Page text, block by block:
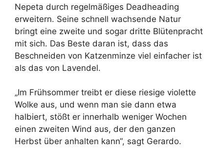
Nepeta durch regelmäßiges Deadheading
erweitern. Seine schnell wachsende Natur
bringt eine zweite und sogar dritte Blütenpracht
mit sich. Das Beste daran ist, dass das
Beschneiden von Katzenminze viel einfacher ist
als das von Lavendel.
„Im Frühsommer treibt er diese riesige violette
Wolke aus, und wenn man sie dann etwa
halbiert, stößt er innerhalb weniger Wochen
einen zweiten Wind aus, der den ganzen
Herbst über anhalten kann“, sagt Gerardo.